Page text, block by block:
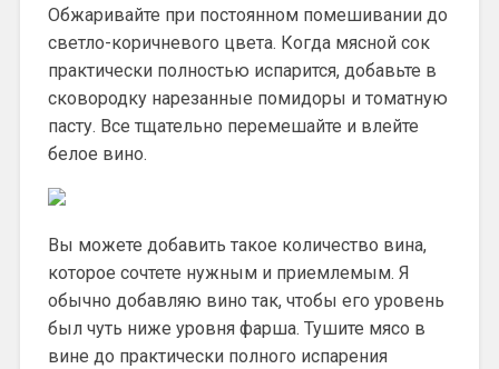
Обжаривайте при постоянном помешивании до
светло-коричневого цвета. Когда мясной сок
практически полностью испарится, добавьте в
сковородку нарезанные помидоры и томатную
пасту. Все тщательно перемешайте и влейте
белое вино.
Вы можете добавить такое количество вина,
которое сочтете нужным и приемлемым. Я
обычно добавляю вино так, чтобы его уровень
был чуть ниже уровня фарша. Тушите мясо в
вине до практически полного испарения